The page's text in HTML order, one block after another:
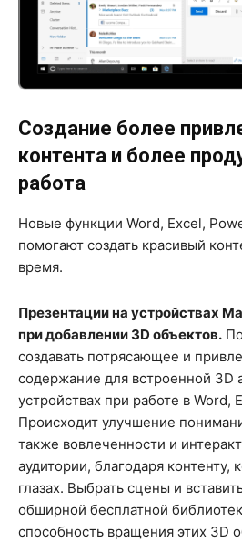
Создание более
контента и более
работа
Новые функции Word, Excel,
помогают создать красивый
время.
Презентации на устройствах
при добавлении 3D объектов.
создавать потрясающее и
содержание для встроенной 3D
устройствах при работе в Word,
Происходит улучшение
также вовлеченности и
аудитории, благодаря контенту,
глазах. Выбрать сцены и
обширной бесплатной
способность вращения этих 3D